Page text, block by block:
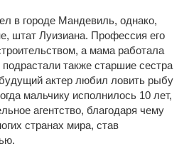
в городе Мандевиль, однако,
штат Луизиана. Профессия его
а мама работала
также старшие сестра
актер любил ловить рыбу
мальчику исполнилось 10 лет,
агентство, благодаря чему
странах мира, став